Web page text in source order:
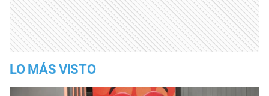
LO MÁS VISTO